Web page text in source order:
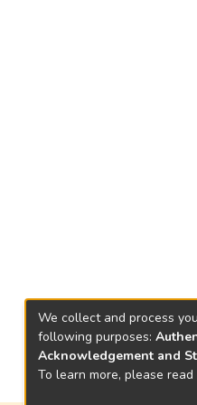
We collect and process
following purposes:
Acknowledgement and
To learn more, please read